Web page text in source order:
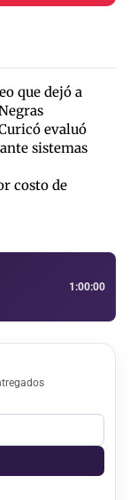
que dejó a
evaluó
sistemas
costo de
1:00:00